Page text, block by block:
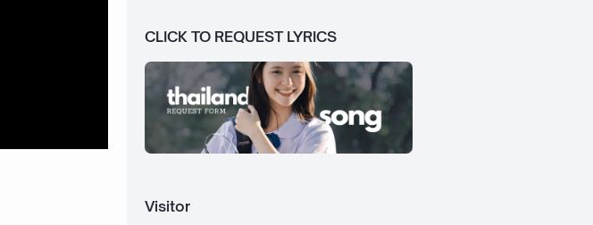
CLICK TO REQUEST LYRICS
Visitor